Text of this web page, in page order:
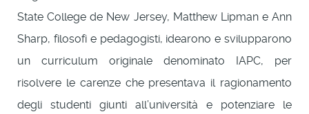
State College de New Jersey, Matthew Lipman e Ann
Sharp, filosofi e pedagogisti, idearono e svilupparono
un curriculum originale denominato IAPC, per
risolvere le carenze che presentava il ragionamento
degli studenti giunti all’università e potenziare le